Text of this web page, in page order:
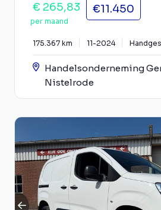
€ 265,83
per maand
€11.450
175.367 km 11-2024
Handelsonderneming
Nistelrode